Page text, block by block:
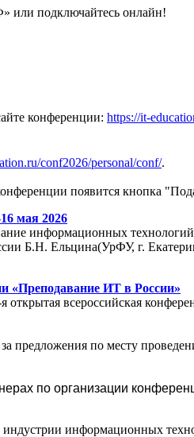
или подключайтесь онлайн!
конференции: https://it-
conf2026/personal/conf/.
появится кнопка
мая 2026
информационных
Б.Н. Ельцина(УрФУ, г.
«Преподавание ИТ в России»
открытая всероссийская
по месту
по организации
информационных